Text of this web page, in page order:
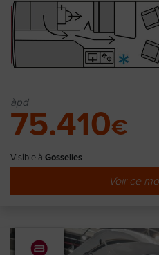
àpd
75.410€
Visible à Gosselies
Voir ce